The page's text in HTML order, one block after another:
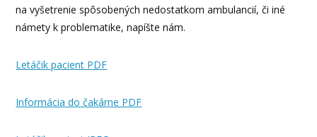
na vyšetrenie spôsobených nedostatkom ambulancií, či iné
námety k problematike, napíšte nám.
Letáčik pacient PDF
Informácia do čakárne PDF